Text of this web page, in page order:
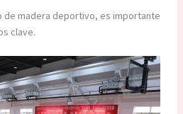
de madera deportivo, es importante
clave.